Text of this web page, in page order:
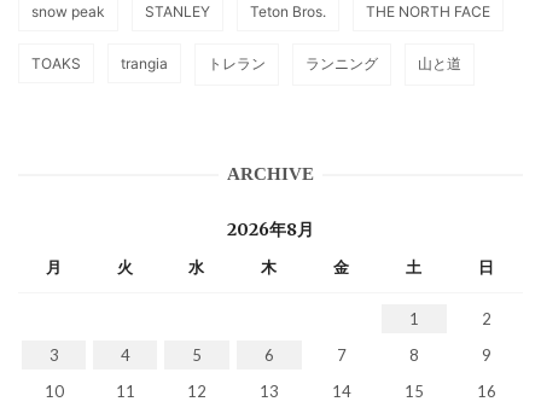
snow peak STANLEY Teton Bros. THE NORTH FACE
TOAKS trangia トレラン ランニング 山と道
ARCHIVE
2026年8月
月 火 水 木 金 土 日
1
2
3
4 5 6 7 8
9
10
11 12 13 14 15
16